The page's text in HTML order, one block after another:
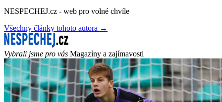
NESPECHEJ.cz - web pro volné chvíle
Všechny články tohoto autora →
Vybrali jsme pro vás Magazíny a zajímavosti